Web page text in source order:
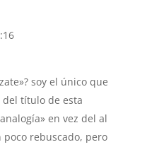
soy el único que
título de esta
en vez del al
poco rebuscado, pero